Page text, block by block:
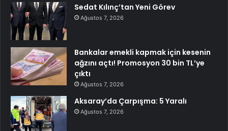
Sedat Kılınç’tan Yeni Görev
Ağustos 7, 2026
Bankalar emekli kapmak için kesenin
ağzını açtı! Promosyon 30 bin TL’ye
çıktı
Ağustos 7, 2026
Aksaray’da Çarpışma: 5 Yaralı
Ağustos 7, 2026